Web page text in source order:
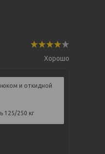
Хорошо
и откидной
125/250 кг